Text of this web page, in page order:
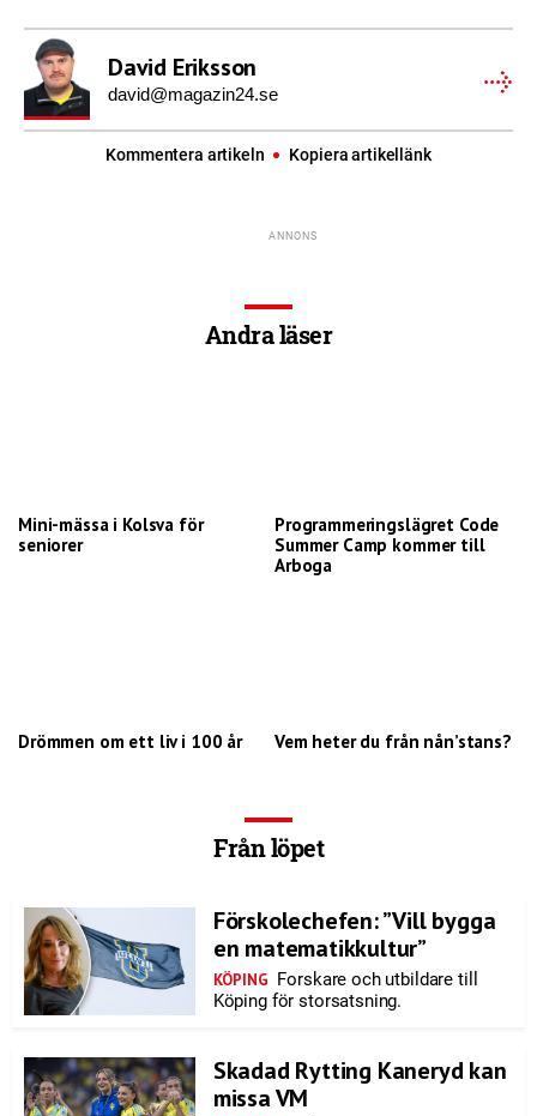
David Eriksson
david@magazin24.se
Kommentera artikeln Kopiera artikellänk
Andra läser
Mini-mässa i Kolsva för
seniorer
Programmeringslägret Code
Summer Camp kommer till
Arboga
Drömmen om ett liv i 100 år Vem heter du från nån’stans?
Från löpet
Förskolechefen: ”Vill bygga
en matematikkultur”
KÖPING Forskare och utbildare till
Köping för storsatsning.
Skadad Rytting Kaneryd kan
missa VM